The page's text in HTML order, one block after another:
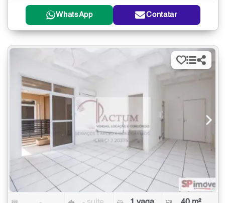
WhatsApp Contatar